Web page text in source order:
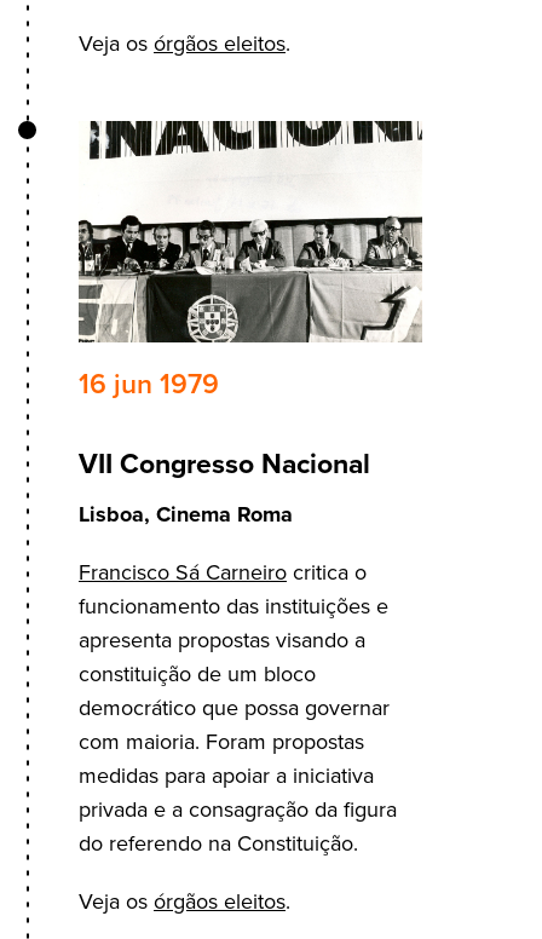
Veja os órgãos eleitos.
16 jun 1979
VII Congresso Nacional
Lisboa, Cinema Roma
Francisco Sá Carneiro critica o
funcionamento das instituições e
apresenta propostas visando a
constituição de um bloco
democrático que possa governar
com maioria. Foram propostas
medidas para apoiar a iniciativa
privada e a consagração da figura
do referendo na Constituição.
Veja os órgãos eleitos.